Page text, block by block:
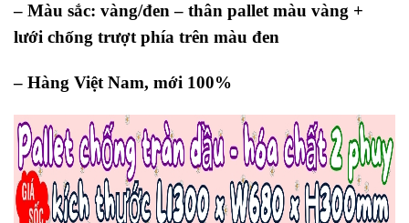
– Màu sắc: vàng/đen – thân pallet màu vàng +
lưới chống trượt phía trên màu đen
– Hàng Việt Nam, mới 100%